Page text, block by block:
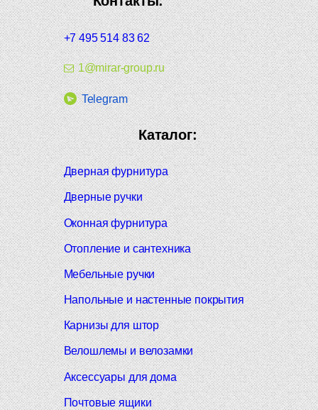
+7 495 514 83 62
1@mirar-group.ru
Telegram
Каталог:
Дверная фурнитура
Дверные ручки
Оконная фурнитура
Отопление и сантехника
Мебельные ручки
Напольные и настенные покрытия
Карнизы для штор
Велошлемы и велозамки
Аксессуары для дома
Почтовые ящики